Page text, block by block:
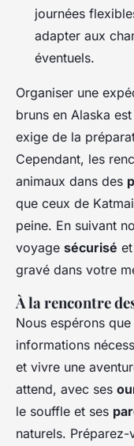
journées
adapter aux
éventuels.
Organiser une
bruns en Alaska
exige de la
Cependant, les
animaux dans des
que ceux de
peine. En suivant
voyage sécurisé
gravé dans votre
À la rencontre
Nous espérons
informations
et vivre une
attend, avec ses
le souffle et ses
naturels.